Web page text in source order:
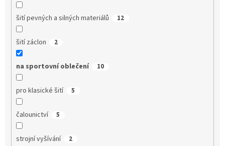
šití pevných a silných materiálů 12
šití záclon 2
na sportovní oblečení 10
pro klasické šití 5
čalounictví 5
strojní vyšívání 2